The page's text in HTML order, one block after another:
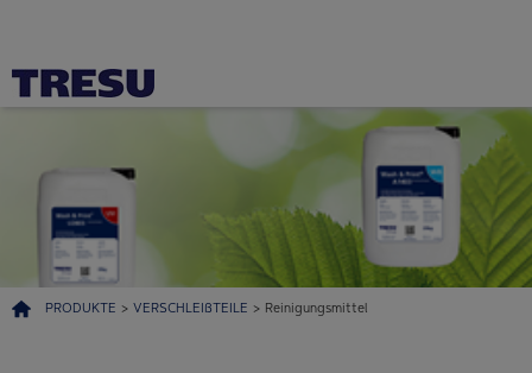
PRODUKTE > VERSCHLEIßTEILE > Reinigungsmittel